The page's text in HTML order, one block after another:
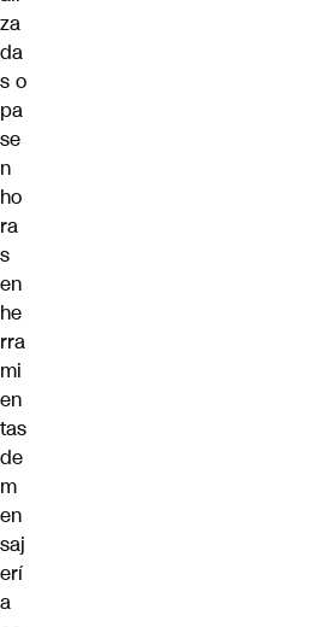
za
da
s o
pa
se
n
ho
ra
s
en
he
rra
mi
en
tas
de
m
en
saj
erí
a